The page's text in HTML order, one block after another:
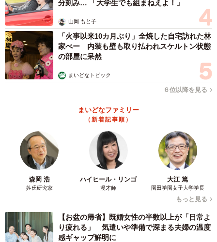
分刻み… 「大学生でも組まねえよ！」
山岡 もと子
「火事以来10カ月ぶり」全焼した自宅訪れた林
家ぺー 内装も壁も取り払われスケルトン状態
の部屋に呆然
まいどなトピック
６位以降を見る
まいどなファミリー
（新着記事順）
森岡 浩
姓氏研究家
ハイヒール・リンゴ
漫才師
大江 篤
園田学園女子大学学長
もっと見る
【お盆の帰省】既婚女性の半数以上が「日常よ
り疲れる」 気遣いや準備で深まる夫婦の温度
感ギャップ鮮明に